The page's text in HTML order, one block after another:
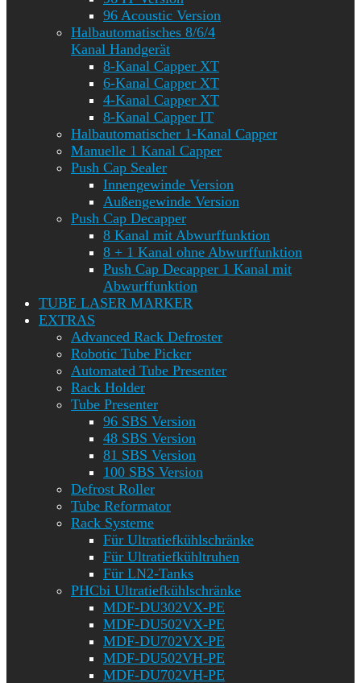
96 Acoustic Version
Halbautomatisches 8/6/4
Kanal Handgerät
8-Kanal Capper XT
6-Kanal Capper XT
4-Kanal Capper XT
8-Kanal Capper IT
Halbautomatischer 1-Kanal Capper
Manuelle 1 Kanal Capper
Push Cap Sealer
Innengewinde Version
Außengewinde Version
Push Cap Decapper
8 Kanal mit Abwurffunktion
8 + 1 Kanal ohne Abwurffunktion
Push Cap Decapper 1 Kanal mit
Abwurffunktion
TUBE LASER MARKER
EXTRAS
Advanced Rack Defroster
Robotic Tube Picker
Automated Tube Presenter
Rack Holder
Tube Presenter
96 SBS Version
48 SBS Version
81 SBS Version
100 SBS Version
Defrost Roller
Tube Reformator
Rack Systeme
Für Ultratiefkühlschränke
Für Ultratiefkühltruhen
Für LN2-Tanks
PHCbi Ultratiefkühlschränke
MDF-DU302VX-PE
MDF-DU502VX-PE
MDF-DU702VX-PE
MDF-DU502VH-PE
MDF-DU702VH-PE